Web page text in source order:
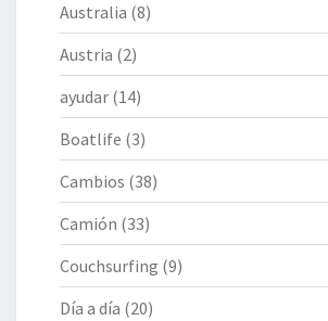
Australia (8)
Austria (2)
ayudar (14)
Boatlife (3)
Cambios (38)
Camión (33)
Couchsurfing (9)
Día a día (20)